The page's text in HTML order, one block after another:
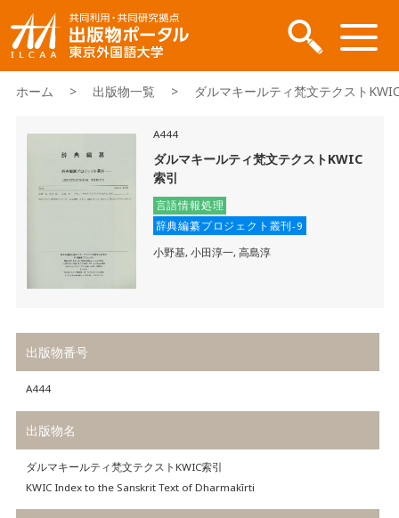
ホーム > 出版物一覧 > ダルマキールティ梵文テクスト
A444
ダルマキールティ梵文テクストKWIC
索引
言語情報処理
辞典編纂プロジェクト叢刊-9
小野基, 小田淳一, 高島淳
出版物番号
A444
出版物名
ダルマキールティ梵文テクストKWIC索引
KWIC Index to the Sanskrit Text of Dharmakīrti